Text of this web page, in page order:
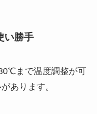
い勝手
まで温度調整が可
あります。